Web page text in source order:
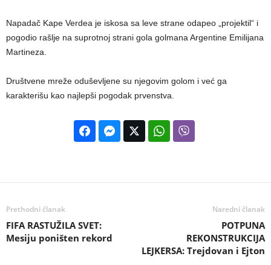
Napadač Kape Verdea je iskosa sa leve strane odapeo „projektil“ i
pogodio rašlje na suprotnoj strani gola golmana Argentine Emilijana
Martineza.
Društvene mreže oduševljene su njegovim golom i već ga
karakterišu kao najlepši pogodak prvenstva.
Prethodni članak
FIFA RASTUŽILA SVET:
Mesiju poništen rekord
Naredni članak
POTPUNA
REKONSTRUKCIJA
LEJKERSA: Trejdovan i Ejton